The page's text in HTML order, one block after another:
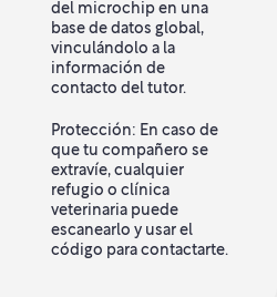
del microchip en una
base de datos global,
vinculándolo a la
información de
contacto del tutor.
Protección: En caso de
que tu compañero se
extravíe, cualquier
refugio o clínica
veterinaria puede
escanearlo y usar el
código para contactarte.